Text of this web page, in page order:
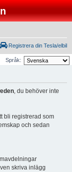
Registrera din Tesla/elbil
Språk:
, du behöver inte
bli registrerad som
och sedan
skriva inlägg